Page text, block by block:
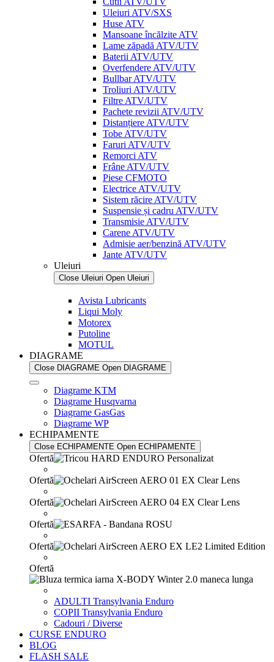
Uleiuri ATV/SXS
Huse ATV
Mansoane încălzite ATV
Lame zăpadă ATV/UTV
Baterii ATV/UTV
Overfendere ATV/UTV
Bullbar ATV/UTV
Troliuri ATV/UTV
Filtre ATV/UTV
Pachete revizii ATV/UTV
Distanțiere ATV/UTV
Tobe ATV/UTV
Faruri ATV/UTV
Remorci ATV
Frâne ATV/UTV
Piese CFMOTO
Electrice ATV/UTV
Sistem răcire ATV/UTV
Suspensie și cadru ATV/UTV
Transmisie ATV/UTV
Carene ATV/UTV
Admisie aer/benzină ATV/UTV
Jante ATV/UTV
Uleiuri
Close Uleiuri Open Uleiuri
Avista Lubricants
Liqui Moly
Motorex
Putoline
MOTUL
DIAGRAME
Close DIAGRAME Open DIAGRAME
Diagrame KTM
Diagrame Husqvarna
Diagrame GasGas
Diagrame WP
ECHIPAMENTE
Close ECHIPAMENTE Open ECHIPAMENTE
Ofertă
Ofertă
Ofertă
Ofertă
Ofertă
Ofertă
ADULTI Transylvania Enduro
COPII Transylvania Enduro
Cadouri / Diverse
CURSE ENDURO
BLOG
FLASH SALE